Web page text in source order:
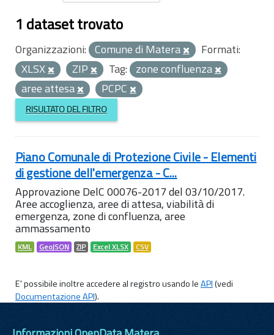
1 dataset trovato
Organizzazioni: Comune di Matera
Formati:
XLSX
ZIP Tag: zone confluenza
aree attesa
PCPC
RISULTATO DEL FILTRO
Piano Comunale di Protezione Civile - Elementi
di gestione dell'emergenza - C...
Approvazione DelC 00076-2017 del 03/10/2017.
Aree accoglienza, aree di attesa, viabilità di
emergenza, zone di confluenza, aree
ammassamento
KML GeoJSON ZIP Excel XLSX CSV
E' possibile inoltre accedere al registro usando leAPI(vedi
Documentazione API).